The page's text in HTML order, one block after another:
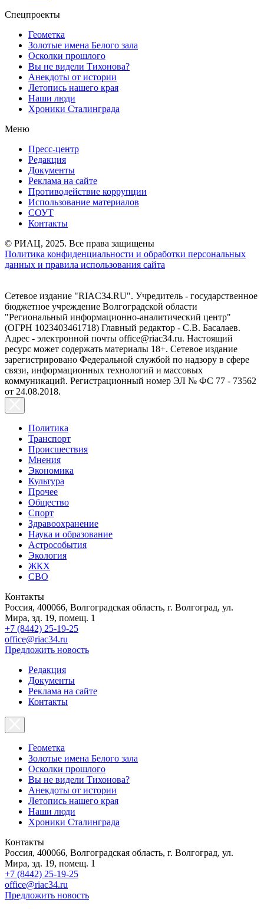
Спецпроекты
Геометка
Золотые имена Белого зала
Осколки прошлого
Вы не видели Тихонова?
Анекдоты от истории
Летопись нашего края
Наши люди
Хроники Сталинграда
Меню
Пресс-центр
Редакция
Документы
Реклама на сайте
Противодействие коррупции
Использование материалов
СОУТ
Контакты
© РИАЦ, 2025. Все права защищены
Политика конфиденциальности и обработки персональных
данных и правила использования сайта
Сетевое издание "RIAC34.RU". Учредитель - государственное
бюджетное учреждение Волгоградской области
"Региональный информационно-аналитический центр"
(ОГРН 1023403461718) Главный редактор - С.В. Басалаев.
Адрес - электронной почты office@riac34.ru. Настоящий
ресурс может содержать материалы 18+. Сетевое издание
зарегистрировано Федеральной службой по надзору в сфере
связи, информационных технологий и массовых
коммуникаций. Регистрационный номер ЭЛ № ФС 77 - 73562
от 24.08.2018.
Политика
Транспорт
Происшествия
Мнения
Экономика
Культура
Прочее
Общество
Спорт
Здравоохранение
Наука и образование
Астрособытия
Экология
ЖКХ
СВО
Контакты
Россия, 400066, Волгоградская область, г. Волгоград, ул.
Мира, зд. 19, помещ. 1
+7 (8442) 25-19-25
office@riac34.ru
Предложить новость
Редакция
Документы
Реклама на сайте
Контакты
Геометка
Золотые имена Белого зала
Осколки прошлого
Вы не видели Тихонова?
Анекдоты от истории
Летопись нашего края
Наши люди
Хроники Сталинграда
Контакты
Россия, 400066, Волгоградская область, г. Волгоград, ул.
Мира, зд. 19, помещ. 1
+7 (8442) 25-19-25
office@riac34.ru
Предложить новость